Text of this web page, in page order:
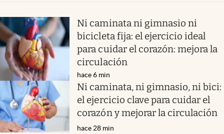
Ni caminata ni gimnasio ni
bicicleta fija: el ejercicio ideal
para cuidar el corazón: mejora la
circulación
hace 6 min
Ni caminata, ni gimnasio, ni bici:
el ejercicio clave para cuidar el
corazón y mejorar la circulación
hace 28 min